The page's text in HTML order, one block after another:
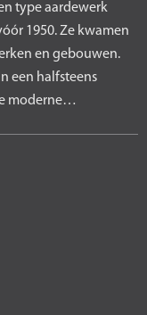
type aardewerk
1950. Ze kwamen
en gebouwen.
een halfsteens
moderne…